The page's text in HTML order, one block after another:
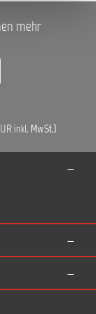
mehr
inkl. MwSt.)